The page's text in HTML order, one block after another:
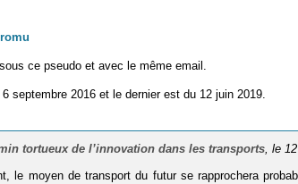
romu
ce pseudo et avec le même email.
septembre 2016 et le dernier est du 12 juin 2019.
tortueux de l’innovation dans les transports, le
le moyen de transport du futur se rapprochera